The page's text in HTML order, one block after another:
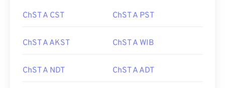
ChST A CST ChST A PST
ChST A AKST ChST A WIB
ChST A NDT ChST A ADT